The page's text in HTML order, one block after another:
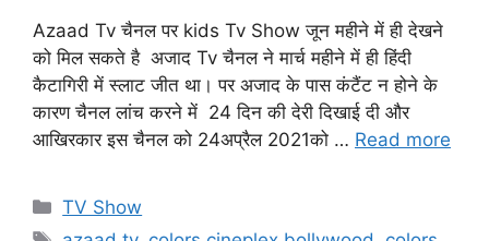
Azaad Tv चैनल पर kids Tv Show जून महीने में ही देखने
को मिल सकते है अजाद Tv चैनल ने मार्च महीने में ही हिंदी
कैटागिरी में स्लाट जीत था। पर अजाद के पास कंटैंट न होने के
कारण चैनल लांच करने में 24 दिन की देरी दिखाई दी और
आखिरकार इस चैनल को 24अप्रैल 2021को … Read more
Categories
TV Show
Tags